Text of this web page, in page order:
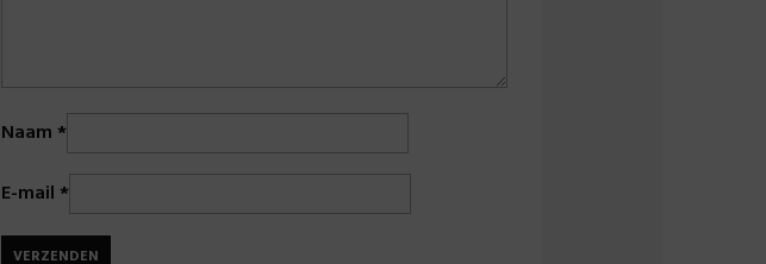
Naam*
E-mail*